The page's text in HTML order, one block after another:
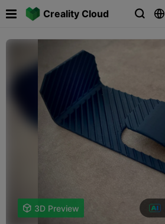
Creality Cloud  
 3D Preview